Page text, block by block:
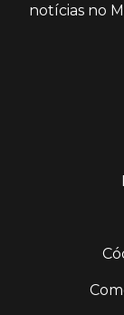
notícias no